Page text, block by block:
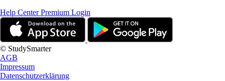
Help CenterPremium Login
© StudySmarter
AGB
Impressum
Datenschutzerklärung